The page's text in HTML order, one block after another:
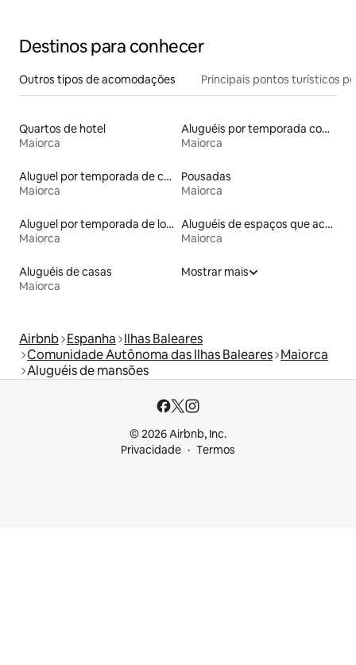
Destinos para conhecer
Outros tipos de acomodações Principais pontos turísticos
Quartos de hotel
Maiorca
Aluguéis por temporada com acesso à praia
Maiorca
Aluguel por temporada de casas de veraneio
Maiorca
Pousadas
Maiorca
Aluguel por temporada de lofts
Maiorca
Aluguéis de espaços que aceitam animais de estimação
Maiorca
Aluguéis de casas
Maiorca
Mostrar mais
Airbnb Espanha Ilhas Baleares
Comunidade Autônoma das Ilhas Baleares Maiorca
Aluguéis de mansões
© 2026 Airbnb, Inc.
Privacidade
Termos